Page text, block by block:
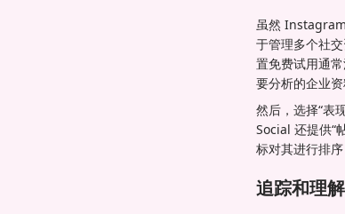
虽然
于管理多个社
置免费试用通
要分析的企业资
然后，选择“表
Social 还提供“
标对其进行排
追踪和理